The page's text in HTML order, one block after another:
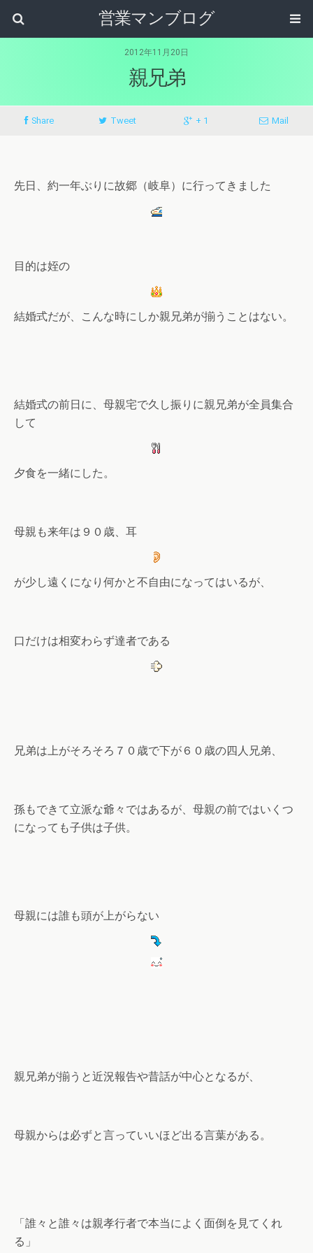
営業マンブログ
2012年11月20日
親兄弟
Share Tweet + 1 Mail
先日、約一年ぶりに故郷（岐阜）に行ってきました
目的は姪の
結婚式だが、こんな時にしか親兄弟が揃うことはない。
結婚式の前日に、母親宅で久し振りに親兄弟が全員集合
して
夕食を一緒にした。
母親も来年は９０歳、耳
が少し遠くになり何かと不自由になってはいるが、
口だけは相変わらず達者である
兄弟は上がそろそろ７０歳で下が６０歳の四人兄弟、
孫もできて立派な爺々ではあるが、母親の前ではいくつ
になっても子供は子供。
母親には誰も頭が上がらない
親兄弟が揃うと近況報告や昔話が中心となるが、
母親からは必ずと言っていいほど出る言葉がある。
「誰々と誰々は親孝行者で本当によく面倒を見てくれ
る」